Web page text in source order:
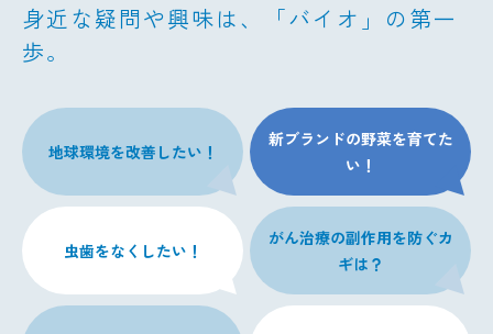
身近な疑問や興味は、「バイオ」の第一
歩。
地球環境を改善したい！
新ブランドの野菜を育てた
い！
虫歯をなくしたい！
がん治療の副作用を防ぐカ
ギは？